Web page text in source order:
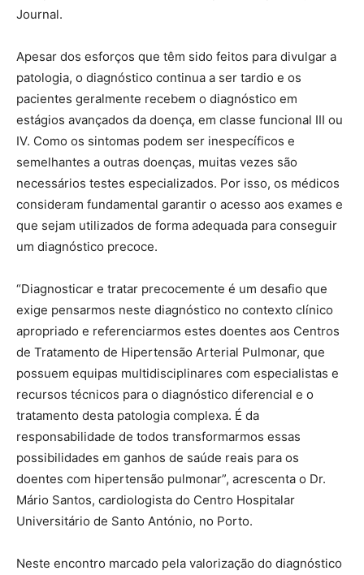
Journal.
Apesar dos esforços que têm sido feitos para divulgar a
patologia, o diagnóstico continua a ser tardio e os
pacientes geralmente recebem o diagnóstico em
estágios avançados da doença, em classe funcional III ou
IV. Como os sintomas podem ser inespecíficos e
semelhantes a outras doenças, muitas vezes são
necessários testes especializados. Por isso, os médicos
consideram fundamental garantir o acesso aos exames e
que sejam utilizados de forma adequada para conseguir
um diagnóstico precoce.
“Diagnosticar e tratar precocemente é um desafio que
exige pensarmos neste diagnóstico no contexto clínico
apropriado e referenciarmos estes doentes aos Centros
de Tratamento de Hipertensão Arterial Pulmonar, que
possuem equipas multidisciplinares com especialistas e
recursos técnicos para o diagnóstico diferencial e o
tratamento desta patologia complexa. É da
responsabilidade de todos transformarmos essas
possibilidades em ganhos de saúde reais para os
doentes com hipertensão pulmonar”, acrescenta o Dr.
Mário Santos, cardiologista do Centro Hospitalar
Universitário de Santo António, no Porto.
Neste encontro marcado pela valorização do diagnóstico